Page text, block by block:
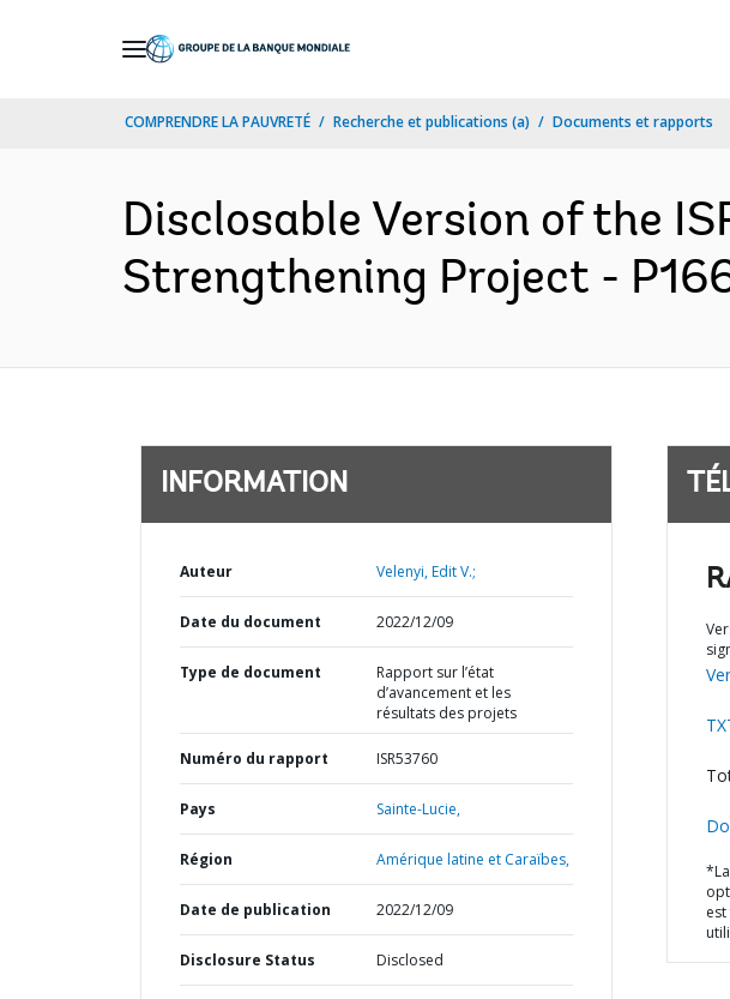
COMPRENDRE LA PAUVRETÉ Recherche et publications (a) Documents et rapports
Disclosable Version of the
Strengthening Project -
INFORMATION
Auteur Velenyi, Edit V.;
Date du document 2022/12/09
Type de document
Rapport sur l’état
d’avancement et les
résultats des projets
Numéro du rapport ISR53760
Pays Sainte-Lucie,
Région Amérique latine et Caraïbes,
Date de publication 2022/12/09
Disclosure Status Disclosed